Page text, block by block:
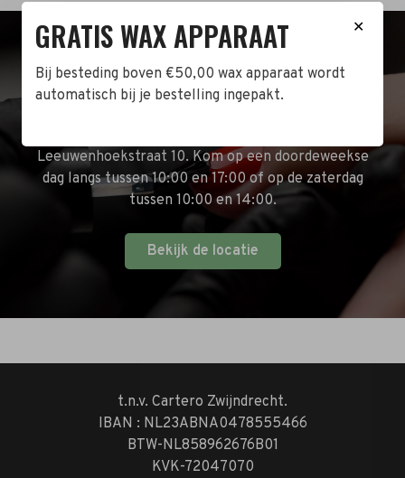
BEZOEK DE WINKEL!
Leeuwenhoekstraat 10. Kom op een doordeweekse
dag langs tussen 10:00 en 17:00 of op de zaterdag
tussen 10:00 en 14:00.
Bekijk de locatie
t.n.v. Cartero Zwijndrecht.
IBAN : NL23ABNA0478555466
BTW-NL858962676B01
KVK-72047070
✕
GRATIS WAX APPARAAT
Bij besteding boven €50,00 wax apparaat wordt
automatisch bij je bestelling ingepakt.